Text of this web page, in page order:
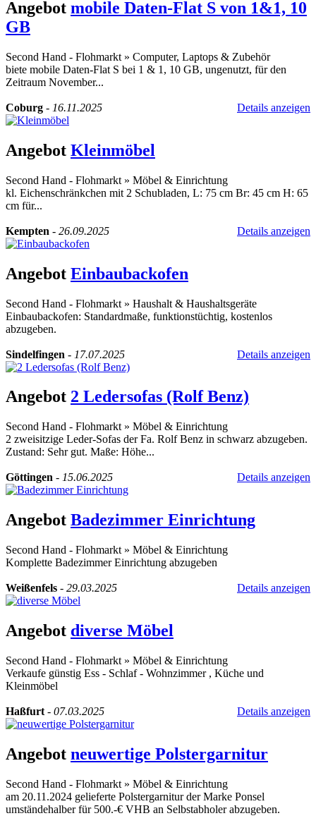
Angebot mobile Daten-Flat S von 1&1, 10
GB
Second Hand - Flohmarkt » Computer, Laptops & Zubehör
biete mobile Daten-Flat S bei 1 & 1, 10 GB, ungenutzt, für den
Zeitraum November...
Coburg - 16.11.2025 Details anzeigen
Angebot Kleinmöbel
Second Hand - Flohmarkt » Möbel & Einrichtung
kl. Eichenschränkchen mit 2 Schubladen, L: 75 cm Br: 45 cm H: 65
cm für...
Kempten - 26.09.2025 Details anzeigen
Angebot Einbaubackofen
Second Hand - Flohmarkt » Haushalt & Haushaltsgeräte
Einbaubackofen: Standardmaße, funktionstüchtig, kostenlos
abzugeben.
Sindelfingen - 17.07.2025 Details anzeigen
Angebot 2 Ledersofas (Rolf Benz)
Second Hand - Flohmarkt » Möbel & Einrichtung
2 zweisitzige Leder-Sofas der Fa. Rolf Benz in schwarz abzugeben.
Zustand: Sehr gut. Maße: Höhe...
Göttingen - 15.06.2025 Details anzeigen
Angebot Badezimmer Einrichtung
Second Hand - Flohmarkt » Möbel & Einrichtung
Komplette Badezimmer Einrichtung abzugeben
Weißenfels - 29.03.2025 Details anzeigen
Angebot diverse Möbel
Second Hand - Flohmarkt » Möbel & Einrichtung
Verkaufe günstig Ess - Schlaf - Wohnzimmer , Küche und
Kleinmöbel
Haßfurt - 07.03.2025 Details anzeigen
Angebot neuwertige Polstergarnitur
Second Hand - Flohmarkt » Möbel & Einrichtung
am 20.11.2024 gelieferte Polstergarnitur der Marke Ponsel
umständehalber für 500.-€ VHB an Selbstabholer abzugeben.